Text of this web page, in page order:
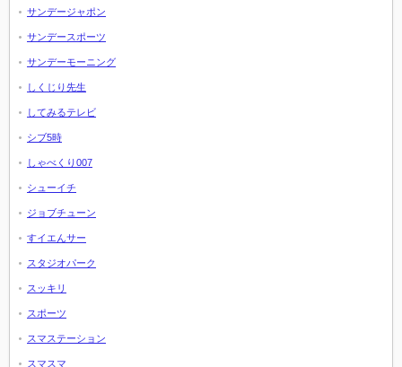
サンデージャポン
サンデースポーツ
サンデーモーニング
しくじり先生
してみるテレビ
シブ5時
しゃべくり007
シューイチ
ジョブチューン
すイエんサー
スタジオパーク
スッキリ
スポーツ
スマステーション
スマスマ